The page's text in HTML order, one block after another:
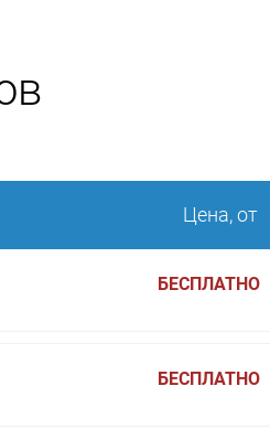
Цена, от
БЕСПЛАТНО
БЕСПЛАТНО